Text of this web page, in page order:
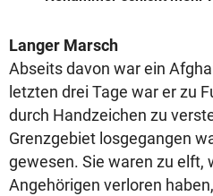
Langer Marsch
Abseits davon war ein
letzten drei Tage war er zu
durch Handzeichen zu
Grenzgebiet losgegangen
gewesen. Sie waren zu elft,
Angehörigen verloren